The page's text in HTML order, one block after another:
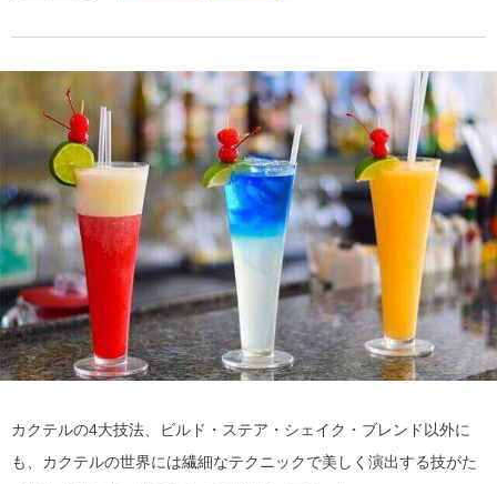
カクテルの4大技法、ビルド・ステア・シェイク・ブレンド以外に
も、カクテルの世界には繊細なテクニックで美しく演出する技がた